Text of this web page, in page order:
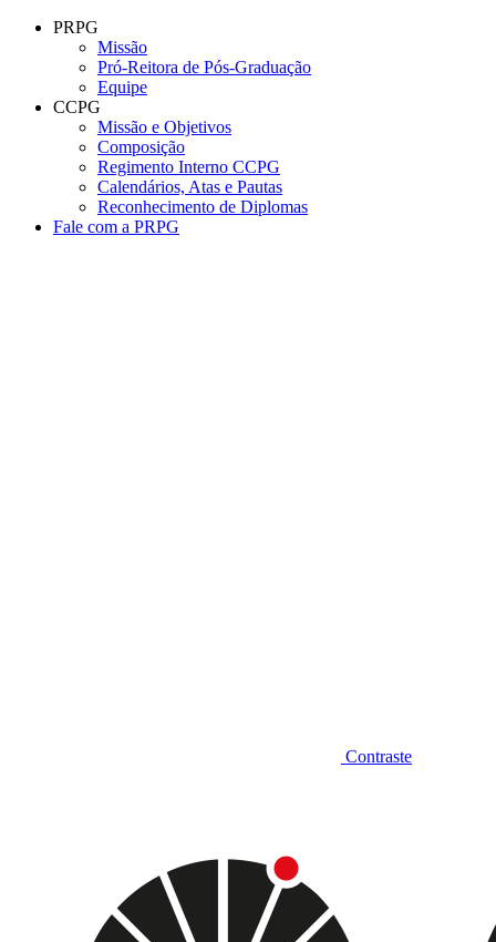
Conteúdo principal
PRPG
Missão
Pró-Reitora de Pós-Graduação
Equipe
CCPG
Missão e Objetivos
Composição
Regimento Interno CCPG
Calendários, Atas e Pautas
Reconhecimento de Diplomas
Fale com a PRPG
Contraste